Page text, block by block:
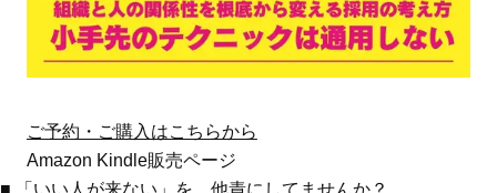
ご予約・ご購入はこちらから
Amazon Kindle販売ページ
■ 「いい人が来ない」を、他責にしてませんか？